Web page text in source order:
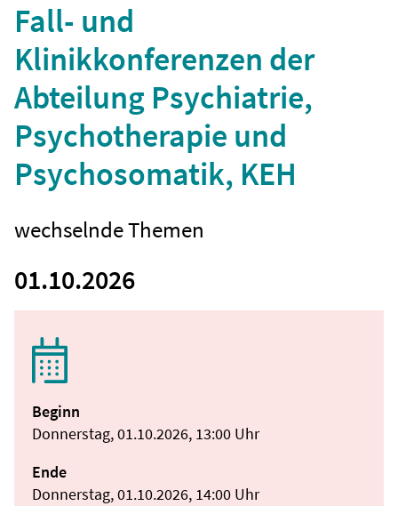
Fall- und
Klinikkonferenzen der
Abteilung Psychiatrie,
Psychotherapie und
Psychosomatik, KEH
wechselnde Themen
01.10.2026
Beginn
Donnerstag, 01.10.2026, 13:00 Uhr
Ende
Donnerstag, 01.10.2026, 14:00 Uhr